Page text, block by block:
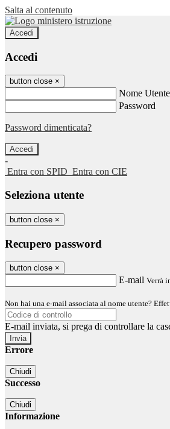
Salta al contenuto
Accedi
Accedi
button close ×
Nome Utente
Password
Password dimenticata?
-
Entra con SPID Entra con CIE
Seleziona utente
button close ×
Recupero password
button close ×
E-mail Verrà
Non hai una e-mail associata al nome utente?
E-mail inviata, si prega di controllare la
Errore
Chiudi
Successo
Chiudi
Informazione